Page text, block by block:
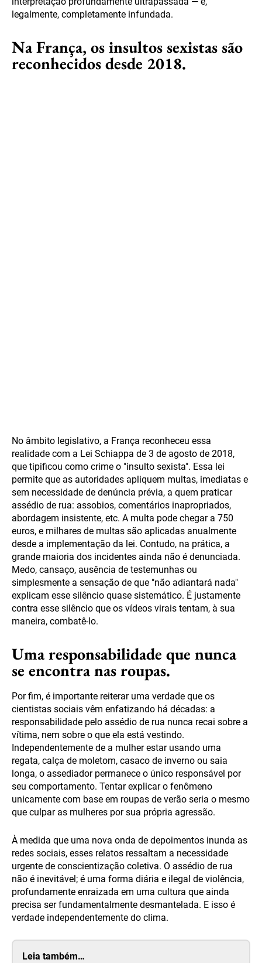
legalmente, completamente infundada.
Na França, os insultos sexistas são
reconhecidos desde 2018.
No âmbito legislativo, a França reconheceu essa
realidade com a Lei Schiappa de 3 de agosto de 2018,
que tipificou como crime o "insulto sexista". Essa lei
permite que as autoridades apliquem multas, imediatas e
sem necessidade de denúncia prévia, a quem praticar
assédio de rua: assobios, comentários inapropriados,
abordagem insistente, etc. A multa pode chegar a 750
euros, e milhares de multas são aplicadas anualmente
desde a implementação da lei. Contudo, na prática, a
grande maioria dos incidentes ainda não é denunciada.
Medo, cansaço, ausência de testemunhas ou
simplesmente a sensação de que "não adiantará nada"
explicam esse silêncio quase sistemático. É justamente
contra esse silêncio que os vídeos virais tentam, à sua
maneira, combatê-lo.
Uma responsabilidade que nunca
se encontra nas roupas.
Por fim, é importante reiterar uma verdade que os
cientistas sociais vêm enfatizando há décadas: a
responsabilidade pelo assédio de rua nunca recai sobre a
vítima, nem sobre o que ela está vestindo.
Independentemente de a mulher estar usando uma
regata, calça de moletom, casaco de inverno ou saia
longa, o assediador permanece o único responsável por
seu comportamento. Tentar explicar o fenômeno
unicamente com base em roupas de verão seria o mesmo
que culpar as mulheres por sua própria agressão.
À medida que uma nova onda de depoimentos inunda as
redes sociais, esses relatos ressaltam a necessidade
urgente de conscientização coletiva. O assédio de rua
não é inevitável; é uma forma diária e ilegal de violência,
profundamente enraizada em uma cultura que ainda
precisa ser fundamentalmente desmantelada. E isso é
verdade independentemente do clima.
Leia também…